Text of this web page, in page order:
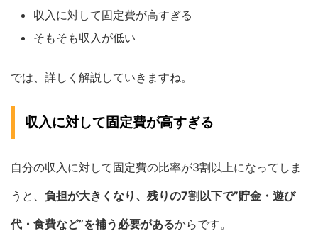
収入に対して固定費が高すぎる
そもそも収入が低い
では、詳しく解説していきますね。
収入に対して固定費が高すぎる
自分の収入に対して固定費の比率が3割以上になってしま
うと、 負担が大きくなり、残りの7割以下で”貯金・遊び
代・食費など”を補う必要があるからです。